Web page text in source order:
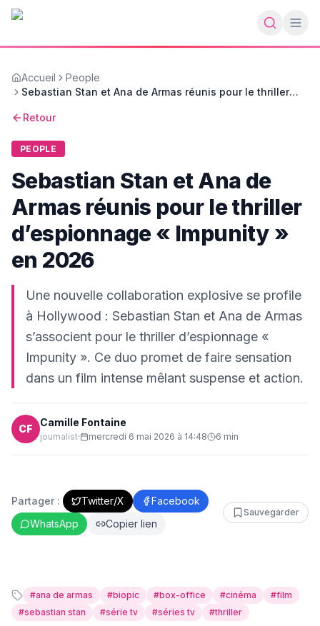
Accueil
People
Sebastian Stan et Ana de Armas réunis pour le thriller
Retour
PEOPLE
Sebastian Stan et Ana de
Armas réunis pour le thriller
d’espionnage « Impunity »
en 2026
Une nouvelle collaboration explosive se profile
à Hollywood : Sebastian Stan et Ana de Armas
s’associent pour le thriller d’espionnage «
Impunity ». Ce duo promet de faire sensation
dans un film intense mêlant suspense et action.
CF
Camille Fontaine
journalist· mercredi 6 mai 2026 à 14:48 6 min
Partager : Twitter/X
Facebook
WhatsApp
Copier lien
Sauvegarder
#ana de armas #biopic #box-office #cinéma #film
#sebastian stan #série tv #séries tv #thriller